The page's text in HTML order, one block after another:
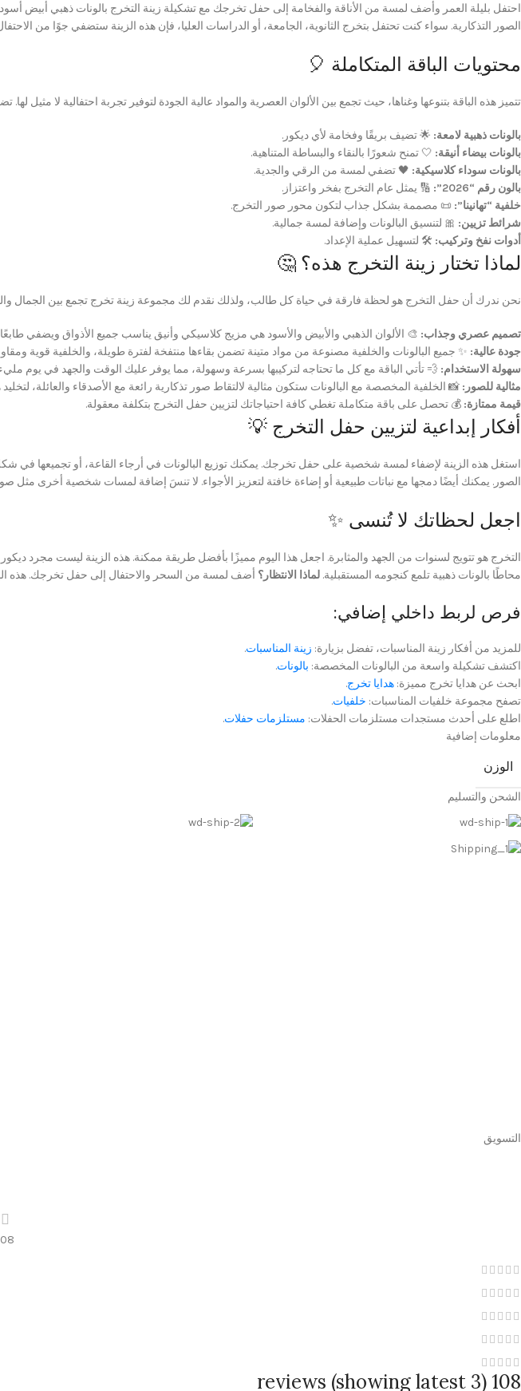
الصور التذكارية. سواء كنت تحتفل بتخرج الثانوية، الجامعة، أو الدراسات العليا، فإن هذه الزينة ستضفي جوًا من
محتويات الباقة المتكاملة 🎈
تتميز هذه الباقة بتنوعها وغناها، حيث تجمع بين الألوان العصرية والمواد عالية الجودة لتوفير تجربة احتفالية لا مثيل لها.
بالونات ذهبية لامعة: 🌟 تضيف بريقًا وفخامة لأي ديكور.
بالونات بيضاء أنيقة: 🤍 تمنح شعورًا بالنقاء والبساطة المتناهية.
بالونات سوداء كلاسيكية: 🖤 تضفي لمسة من الرقي والجدية.
بالون رقم “2026”:
🔢 يمثل عام التخرج بفخر واعتزاز.
خلفية “تهانينا”: 📜 مصممة بشكل جذاب لتكون محور صور التخرج.
شرائط تزيين: 🎀 لتنسيق البالونات وإضافة لمسة جمالية.
أدوات نفخ وتركيب: 🛠️ لتسهيل عملية الإعداد.
لماذا تختار زينة التخرج هذه؟ 🤔
نحن ندرك أن حفل التخرج هو لحظة فارقة في حياة كل طالب، ولذلك نقدم لك مجموعة زينة تخرج تجمع بين الجمال
تصميم عصري وجذاب: 🎨 الألوان الذهبي والأبيض والأسود هي مزيج كلاسيكي وأنيق يناسب جميع الأذواق ويضفي طابعًا
جودة عالية: ✨ جميع البالونات والخلفية مصنوعة من مواد متينة تضمن بقاءها منتفخة لفترة طويلة، والخلفية قوية
سهولة الاستخدام: 💨 تأتي الباقة مع كل ما تحتاجه لتركيبها بسرعة وسهولة، مما يوفر عليك الوقت والجهد في يوم
مثالية للصور: 📸 الخلفية المخصصة مع البالونات ستكون مثالية لالتقاط صور تذكارية رائعة مع الأصدقاء والعائلة،
قيمة ممتازة: 💰 تحصل على باقة متكاملة تغطي كافة احتياجاتك لتزيين حفل التخرج بتكلفة معقولة.
أفكار إبداعية لتزيين حفل التخرج 💡
استغل هذه الزينة لإضفاء لمسة شخصية على حفل تخرجك. يمكنك توزيع البالونات في أرجاء القاعة، أو تجميعها
الصور. يمكنك أيضًا دمجها مع نباتات طبيعية أو إضاءة خافتة لتعزيز الأجواء. لا تنسَ إضافة لمسات شخصية أخرى مثل
اجعل لحظاتك لا تُنسى ✨
التخرج هو تتويج لسنوات من الجهد والمثابرة. اجعل هذا اليوم مميزًا بأفضل طريقة ممكنة. هذه الزينة ليست مجرد
محاطًا بالونات ذهبية تلمع كنجومه المستقبلية. لماذا الانتظار؟ أضف لمسة من السحر والاحتفال إلى حفل تخرجك. هذه
فرص لربط داخلي إضافي:
للمزيد من أفكار زينة المناسبات، تفضل بزيارة: زينة المناسبات.
اكتشف تشكيلة واسعة من البالونات المخصصة: بالونات.
ابحث عن هدايا تخرج مميزة: هدايا تخرج.
تصفح مجموعة خلفيات المناسبات: خلفيات.
اطلع على أحدث مستجدات مستلزمات الحفلات: مستلزمات حفلات.
معلومات إضافية
الوزن
الشحن والتسليم
التسويق
reviews
108 reviews (showing latest 3)